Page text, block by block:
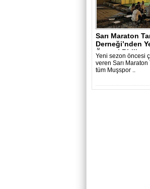
Sarı Maraton
Derneği’nden
Öncesi Birlik ..
Yeni sezon öncesi
veren Sarı
tüm Muşspor ..